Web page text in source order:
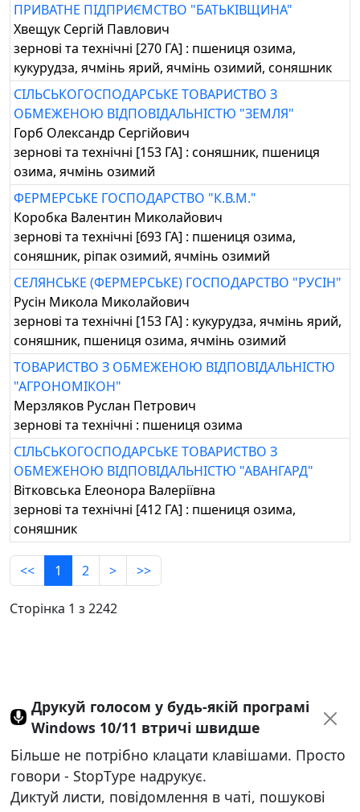
ПРИВАТНЕ ПІДПРИЄМСТВО "БАТЬКІВЩИНА"
Хвещук Сергій Павлович
зернові та технічні [270 ГА] : пшениця озима,
кукурудза, ячмінь ярий, ячмінь озимий, соняшник
СІЛЬСЬКОГОСПОДАРСЬКЕ ТОВАРИСТВО З
ОБМЕЖЕНОЮ ВІДПОВІДАЛЬНІСТЮ "ЗЕМЛЯ"
Горб Олександр Сергійович
зернові та технічні [153 ГА] : соняшник, пшениця
озима, ячмінь озимий
ФЕРМЕРСЬКЕ ГОСПОДАРСТВО "К.В.М."
Коробка Валентин Миколайович
зернові та технічні [693 ГА] : пшениця озима,
соняшник, ріпак озимий, ячмінь озимий
СЕЛЯНСЬКЕ (ФЕРМЕРСЬКЕ) ГОСПОДАРСТВО "РУСІН"
Русін Микола Миколайович
зернові та технічні [153 ГА] : кукурудза, ячмінь ярий,
соняшник, пшениця озима, ячмінь озимий
ТОВАРИСТВО З ОБМЕЖЕНОЮ ВІДПОВІДАЛЬНІСТЮ
"АГРОНОМІКОН"
Мерзляков Руслан Петрович
зернові та технічні : пшениця озима
СІЛЬСЬКОГОСПОДАРСЬКЕ ТОВАРИСТВО З
ОБМЕЖЕНОЮ ВІДПОВІДАЛЬНІСТЮ "АВАНГАРД"
Вітковська Елеонора Валеріївна
зернові та технічні [412 ГА] : пшениця озима,
соняшник
<< 1 2 > >>
Сторінка 1 з 2242
Друкуй голосом у будь-якій програмі
Windows 10/11 втричі швидше
Більше не потрібно клацати клавішами. Просто
говори - StopType надрукує.
Диктуй листи, повідомлення в чаті, пошукові